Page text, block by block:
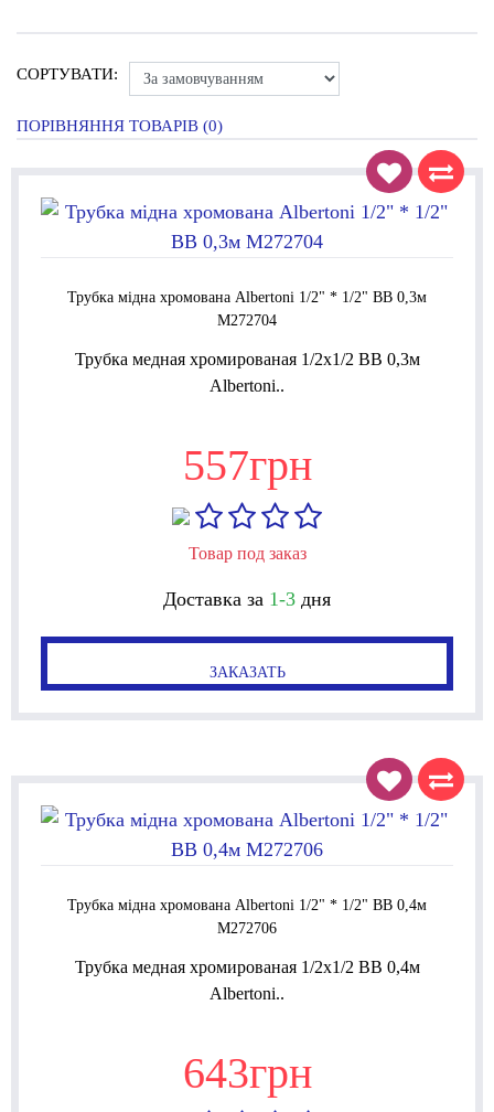
СОРТУВАТИ:
ПОРІВНЯННЯ ТОВАРІВ (0)
Трубка мідна хромована Albertoni 1/2" * 1/2" ВВ 0,3м
M272704
Трубка медная хромированая 1/2x1/2 ВВ 0,3м
Albertoni..
557грн
Товар под заказ
Доставка за 1-3 дня
ЗАКАЗАТЬ
Трубка мідна хромована Albertoni 1/2" * 1/2" ВВ 0,4м
M272706
Трубка медная хромированая 1/2x1/2 ВВ 0,4м
Albertoni..
643грн